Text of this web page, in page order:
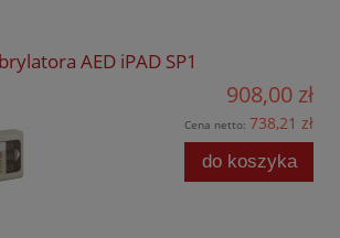
AED iPAD SP1
908,00 zł
Cena netto: 738,21 zł
do koszyka